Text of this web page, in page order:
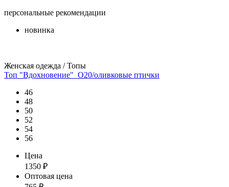
персональные рекомендации
новинка
Женская одежда / Топы
Топ "Вдохновение"_О20/оливковые птички
46
48
50
52
54
56
Цена
1350 ₽
Оптовая цена